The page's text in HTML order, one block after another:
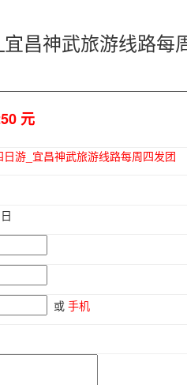
昌神武旅游线路每
元
游_宜昌神武旅游线路每周四发团
日
或 手机